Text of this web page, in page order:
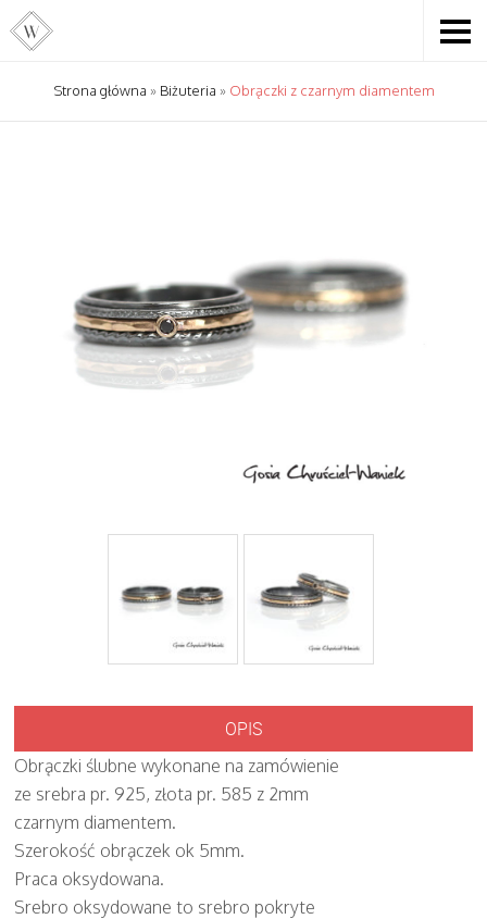
Strona główna » Biżuteria » Obrączki z czarnym diamentem
OPIS
Obrączki ślubne wykonane na zamówienie
ze srebra pr. 925, złota pr. 585 z 2mm
czarnym diamentem.
Szerokość obrączek ok 5mm.
Praca oksydowana.
Srebro oksydowane to srebro pokryte